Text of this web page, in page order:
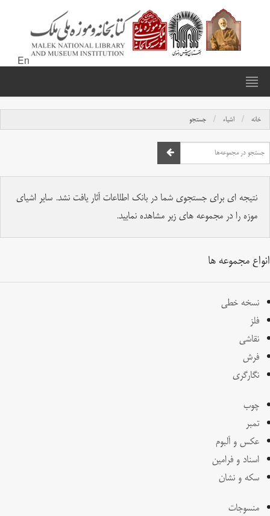
En
خانه اشیاء جستجو
نتیجه ای برای جستجوی شما در بانک اطلاعات آثار یافت نشد. سایر اشیای
موزه را در مجموعه های زیر مشاهده نمایید.
انواع مجموعه ها
نسخه خطی
فلز
نقاشی
فرش
نگارگری
چوب
تمبر
عکس و آلبوم
اسناد و فرامین
سکه و نشان
منسوجات